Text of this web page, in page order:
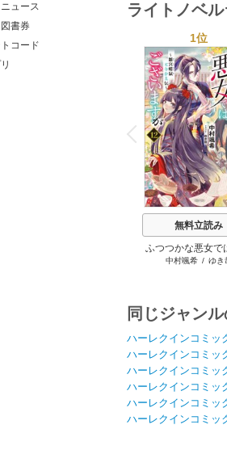
ュース
書券
コード
ライトノベ
P
r
e
v
i
o
u
s
1位
無料立読み
ふつつかな悪女で
いますが
中村颯希/ ゆき
同じジャン
ハーレクインコミッ
ハーレクインコミッ
ハーレクインコミッ
ハーレクインコミッ
ハーレクインコミッ
ハーレクインコミッ